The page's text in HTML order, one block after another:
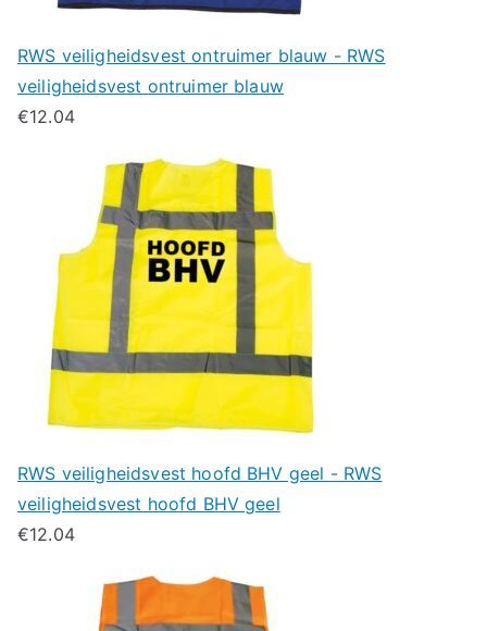
RWS veiligheidsvest ontruimer blauw - RWS
veiligheidsvest ontruimer blauw
€12.04
RWS veiligheidsvest hoofd BHV geel - RWS
veiligheidsvest hoofd BHV geel
€12.04